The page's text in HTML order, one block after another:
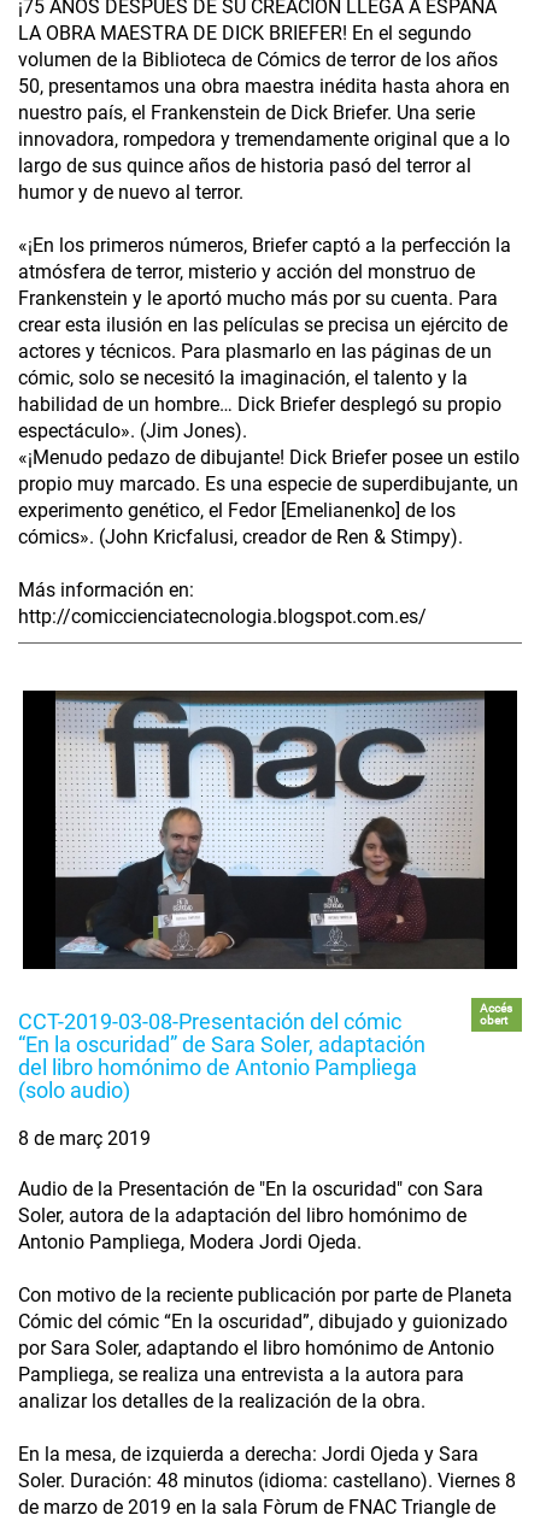
¡75 AÑOS DESPUÉS DE SU CREACIÓN LLEGA A ESPAÑA
LA OBRA MAESTRA DE DICK BRIEFER! En el segundo
volumen de la Biblioteca de Cómics de terror de los años
50, presentamos una obra maestra inédita hasta ahora en
nuestro país, el Frankenstein de Dick Briefer. Una serie
innovadora, rompedora y tremendamente original que a lo
largo de sus quince años de historia pasó del terror al
humor y de nuevo al terror.
«¡En los primeros números, Briefer captó a la perfección la
atmósfera de terror, misterio y acción del monstruo de
Frankenstein y le aportó mucho más por su cuenta. Para
crear esta ilusión en las películas se precisa un ejército de
actores y técnicos. Para plasmarlo en las páginas de un
cómic, solo se necesitó la imaginación, el talento y la
habilidad de un hombre… Dick Briefer desplegó su propio
espectáculo». (Jim Jones).
«¡Menudo pedazo de dibujante! Dick Briefer posee un estilo
propio muy marcado. Es una especie de superdibujante, un
experimento genético, el Fedor [Emelianenko] de los
cómics». (John Kricfalusi, creador de Ren & Stimpy).
Más información en:
http://comiccienciatecnologia.blogspot.com.es/
CCT-2019-03-08-Presentación del cómic
“En la oscuridad” de Sara Soler, adaptación
del libro homónimo de Antonio Pampliega
(solo audio)
Accés
obert
8 de març 2019
Audio de la Presentación de "En la oscuridad" con Sara
Soler, autora de la adaptación del libro homónimo de
Antonio Pampliega, Modera Jordi Ojeda.
Con motivo de la reciente publicación por parte de Planeta
Cómic del cómic “En la oscuridad”, dibujado y guionizado
por Sara Soler, adaptando el libro homónimo de Antonio
Pampliega, se realiza una entrevista a la autora para
analizar los detalles de la realización de la obra.
En la mesa, de izquierda a derecha: Jordi Ojeda y Sara
Soler. Duración: 48 minutos (idioma: castellano). Viernes 8
de marzo de 2019 en la sala Fòrum de FNAC Triangle de